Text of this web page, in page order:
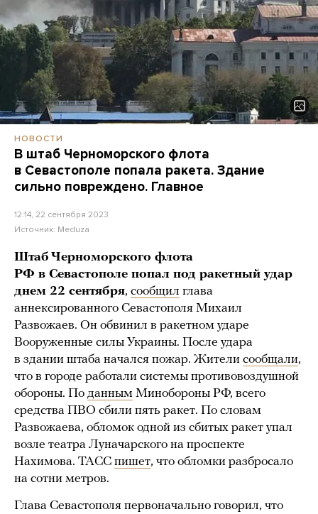
НОВОСТИ
В штаб Черноморского флота
в Севастополе попала ракета. Здание
сильно повреждено. Главное
12:14, 22 сентября 2023
Источник: Meduza
Штаб Черноморского флота
РФ в Севастополе попал под ракетный удар
днем 22 сентября, сообщил глава
аннексированного Севастополя Михаил
Развожаев. Он обвинил в ракетном ударе
Вооруженные силы Украины. После удара
в здании штаба начался пожар. Жители сообщали,
что в городе работали системы противовоздушной
обороны. По данным Минобороны РФ, всего
средства ПВО сбили пять ракет. По словам
Развожаева, обломок одной из сбитых ракет упал
возле театра Луначарского на проспекте
Нахимова. ТАСС пишет, что обломки разбросало
на сотни метров.
Глава Севастополя первоначально говорил, что